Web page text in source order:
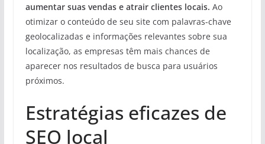
aumentar suas vendas e atrair clientes locais. Ao
otimizar o conteúdo de seu site com palavras-chave
geolocalizadas e informações relevantes sobre sua
localização, as empresas têm mais chances de
aparecer nos resultados de busca para usuários
próximos.
Estratégias eficazes de
SEO local